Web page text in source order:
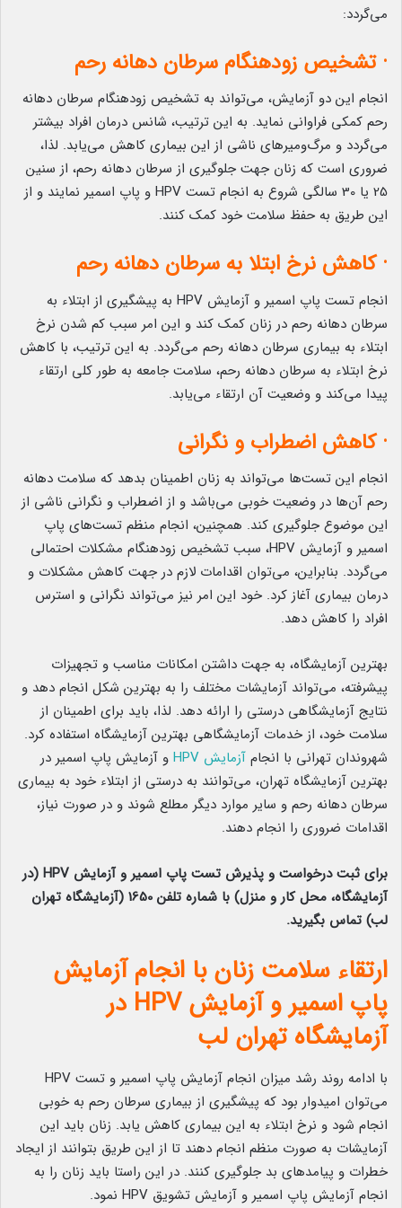
می‌گردد:
· تشخیص زودهنگام سرطان دهانه رحم
انجام این دو آزمایش، می‌تواند به تشخیص زودهنگام سرطان دهانه
رحم کمکی فراوانی نماید. به این ترتیب، شانس درمان افراد بیشتر
می‌گردد و مرگ‌ومیر‌های ناشی از این بیماری کاهش می‌یابد. لذا،
ضروری است که زنان جهت جلوگیری از سرطان دهانه رحم، از سنین
25 یا 30 سالگی شروع به انجام تست HPV و پاپ اسمیر نمایند و از
این طریق به حفظ سلامت خود کمک کنند.
· کاهش نرخ ابتلا به سرطان دهانه رحم
انجام تست پاپ اسمیر و آزمایش HPV به پیشگیری از ابتلاء به
سرطان دهانه رحم در زنان کمک کند و این امر سبب کم شدن نرخ
ابتلاء به بیماری سرطان دهانه رحم می‌گردد. به این ترتیب، با کاهش
نرخ ابتلاء به سرطان دهانه رحم، سلامت جامعه به‌ طور کلی ارتقاء
پیدا می‌کند و وضعیت آن ارتقاء می‌یابد.
· کاهش اضطراب و نگرانی
انجام این تست‌ها می‌تواند به زنان اطمینان بدهد که سلامت دهانه
رحم آن‌ها در وضعیت خوبی می‌باشد و از اضطراب و نگرانی ناشی از
این موضوع جلوگیری کند. همچنین، انجام منظم تست‌های پاپ
اسمیر و آزمایش HPV، سبب تشخیص زودهنگام مشکلات احتمالی
می‌گردد. بنابراین، می‌توان اقدامات لازم در جهت کاهش مشکلات و
درمان بیماری آغاز کرد. خود این امر نیز می‌تواند نگرانی و استرس
افراد را کاهش دهد.
بهترین آزمایشگاه، به جهت داشتن امکانات مناسب و تجهیزات
پیشرفته، می‌تواند آزمایشات مختلف را به بهترین شکل انجام دهد و
نتایج آزمایشگاهی درستی را ارائه دهد. لذا، باید برای اطمینان از
سلامت خود، از خدمات آزمایشگاهی بهترین آزمایشگاه استفاده کرد.
شهروندان تهرانی با انجام آزمایش HPV
و آزمایش پاپ اسمیر در
بهترین آزمایشگاه تهران، می‌توانند به درستی از ابتلاء خود به بیماری
سرطان دهانه رحم و سایر موارد دیگر مطلع شوند و در صورت نیاز،
اقدامات ضروری را انجام دهند.
برای ثبت درخواست و پذیرش تست پاپ اسمیر و آزمایش
HPV (در
آزمایشگاه، محل کار و منزل) با شماره تلفن 1650 (آزمایشگاه تهران
لب) تماس بگیرید.
ارتقاء سلامت زنان با انجام آزمایش
پاپ اسمیر و آزمایش HPV در
آزمایشگاه تهران لب
با ادامه روند رشد میزان انجام آزمایش پاپ اسمیر و تست HPV
می‌توان امیدوار بود که پیشگیری از بیماری سرطان رحم به خوبی
انجام شود و نرخ ابتلاء به این بیماری کاهش یابد. زنان باید این
آزمایشات به صورت منظم انجام دهند تا از این طریق بتوانند از ایجاد
خطرات و پیامدهای بد جلوگیری کنند. در این راستا باید زنان را به
انجام آزمایش پاپ اسمیر و آزمایش تشویق HPV نمود.